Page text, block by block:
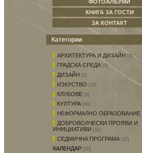
ФОТОАЛБУМИ
КНИГА ЗА ГОСТИ
ЗА КОНТАКТ
Категории
АРХИТЕКТУРА И ДИЗАЙН [3]
ГРАДСКА СРЕДА [3]
ДИЗАЙН [0]
ИЗКУСТВО [30]
КЛУБОВЕ [8]
КУЛТУРА [40]
НЕФОРМАЛНО ОБРАЗОВАНИЕ
ДОБРОВОЛЧЕСКИ ПРОЯВИ И
ИНИЦИАТИВИ
[11]
СЕДМИЧНА ПРОГРАМА [32]
КАЛЕНДАР [20]